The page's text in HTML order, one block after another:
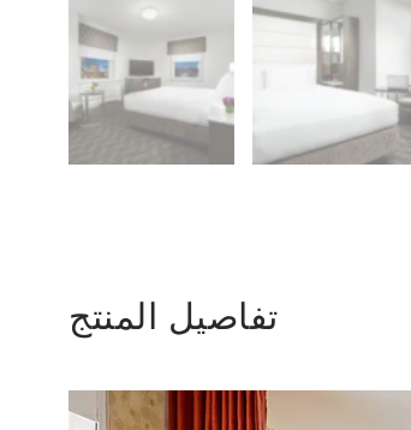
تفاصيل المنتج